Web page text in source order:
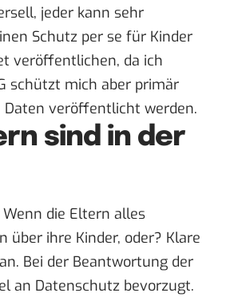
jeder kann sehr
Schutz per se für Kinder
veröffentlichen, da ich
schützt mich aber primär
Daten veröffentlicht werden.
sind in der
die Eltern alles
ihre Kinder, oder? Klare
Bei der Beantwortung der
an Datenschutz bevorzugt.